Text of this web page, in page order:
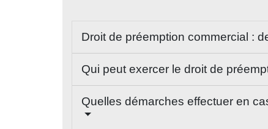
Droit de préemption commercial :
Qui peut exercer le droit de
Quelles démarches effectuer en